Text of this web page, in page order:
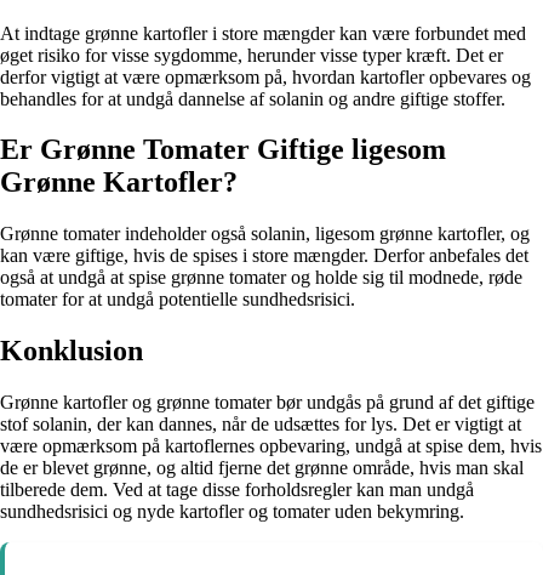
At indtage grønne kartofler i store mængder kan være forbundet med
øget risiko for visse sygdomme, herunder visse typer kræft. Det er
derfor vigtigt at være opmærksom på, hvordan kartofler opbevares og
behandles for at undgå dannelse af solanin og andre giftige stoffer.
Er Grønne Tomater Giftige ligesom
Grønne Kartofler?
Grønne tomater indeholder også solanin, ligesom grønne kartofler, og
kan være giftige, hvis de spises i store mængder. Derfor anbefales det
også at undgå at spise grønne tomater og holde sig til modnede, røde
tomater for at undgå potentielle sundhedsrisici.
Konklusion
Grønne kartofler og grønne tomater bør undgås på grund af det giftige
stof solanin, der kan dannes, når de udsættes for lys. Det er vigtigt at
være opmærksom på kartoflernes opbevaring, undgå at spise dem, hvis
de er blevet grønne, og altid fjerne det grønne område, hvis man skal
tilberede dem. Ved at tage disse forholdsregler kan man undgå
sundhedsrisici og nyde kartofler og tomater uden bekymring.